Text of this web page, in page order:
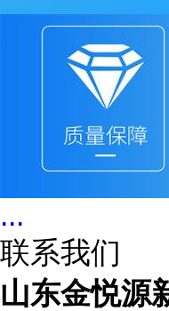
...
联系我们
山东金悦源